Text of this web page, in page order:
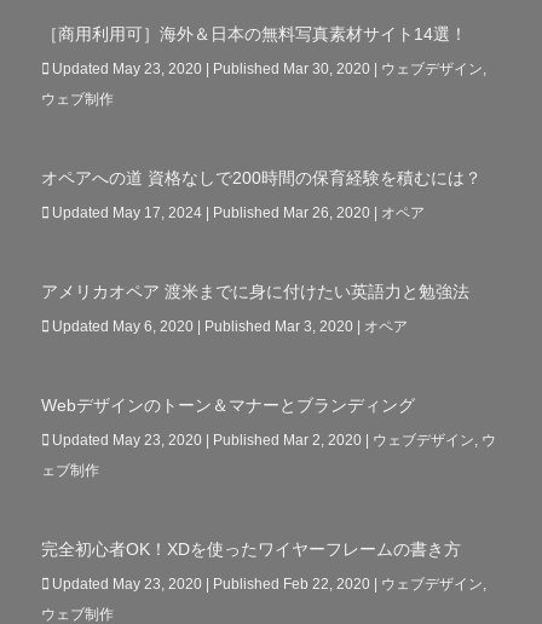
［商用利用可］海外＆日本の無料写真素材サイト14選！
Updated May 23, 2020 | Published Mar 30, 2020| ウェブデザイン
ウェブ制作
オペアへの道 資格なしで200時間の保育経験を積むには？
Updated May 17, 2024 | Published Mar 26, 2020| オペア
アメリカオペア 渡米までに身に付けたい英語力と勉強法
Updated May 6, 2020 | Published Mar 3, 2020| オペア
Webデザインのトーン＆マナーとブランディング
Updated May 23, 2020 | Published Mar 2, 2020| ウェブデザイン ウ
ェブ制作
完全初心者OK！XDを使ったワイヤーフレームの書き方
Updated May 23, 2020 | Published Feb 22, 2020| ウェブデザイン
ウェブ制作